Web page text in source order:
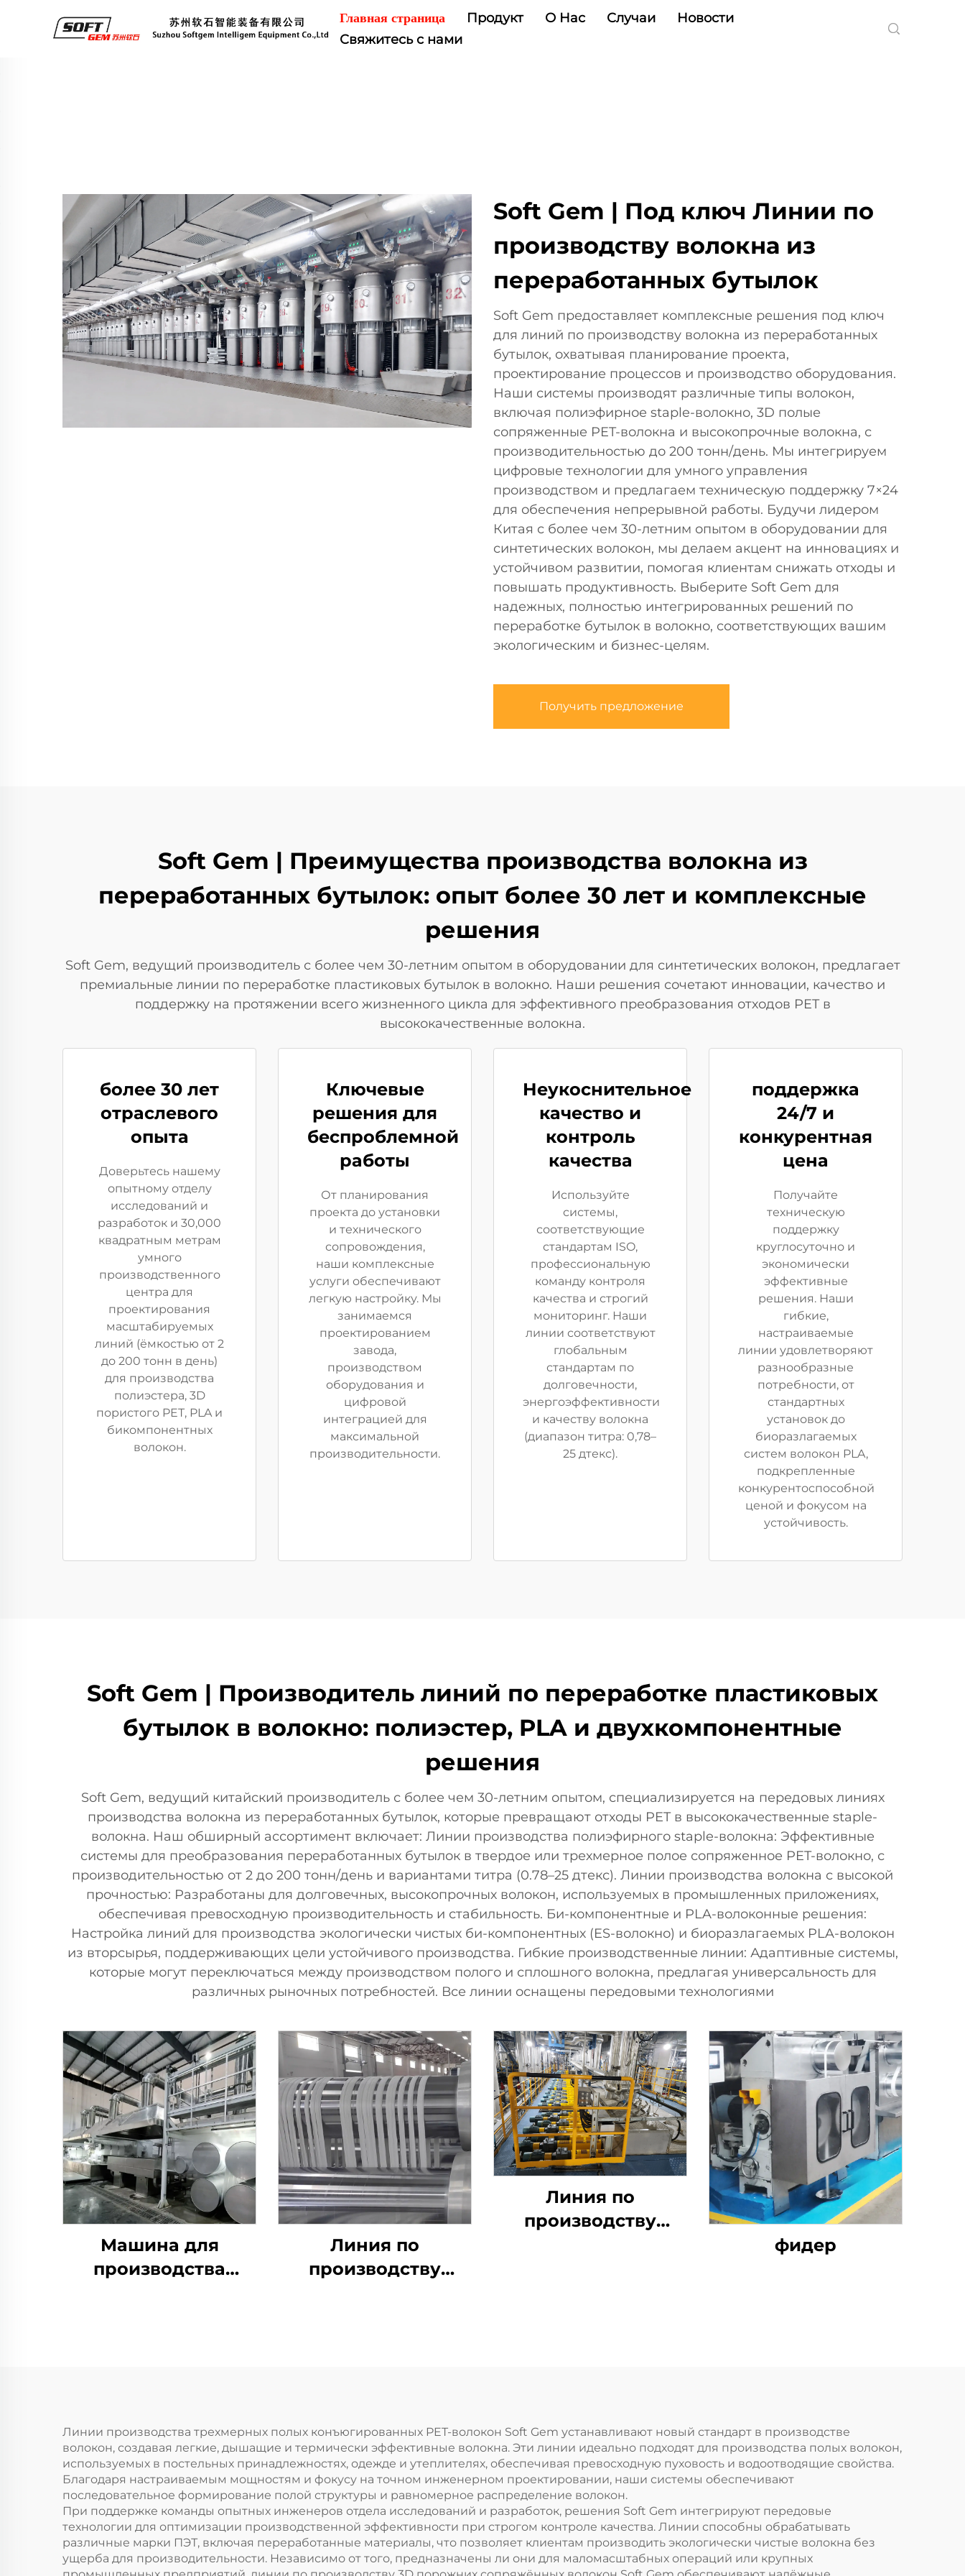
Главная страница Продукт О Нас Случаи
Новости
Свяжитесь с нами
Soft Gem | Под ключ Линии по
производству волокна из
переработанных бутылок
Soft Gem предоставляет комплексные решения под ключ
для линий по производству волокна из переработанных
бутылок, охватывая планирование проекта,
проектирование процессов и производство оборудования.
Наши системы производят различные типы волокон,
включая полиэфирное staple-волокно, 3D полые
сопряженные PET-волокна и высокопрочные волокна, с
производительностью до 200 тонн/день. Мы интегрируем
цифровые технологии для умного управления
производством и предлагаем техническую поддержку 7×24
для обеспечения непрерывной работы. Будучи лидером
Китая с более чем 30-летним опытом в оборудовании для
синтетических волокон, мы делаем акцент на инновациях и
устойчивом развитии, помогая клиентам снижать отходы и
повышать продуктивность. Выберите Soft Gem для
надежных, полностью интегрированных решений по
переработке бутылок в волокно, соответствующих вашим
экологическим и бизнес-целям.
Получить предложение
Soft Gem | Преимущества производства волокна из
переработанных бутылок: опыт более 30 лет и комплексные
решения
Soft Gem, ведущий производитель с более чем 30-летним опытом в оборудовании для синтетических волокон, предлагает
премиальные линии по переработке пластиковых бутылок в волокно. Наши решения сочетают инновации, качество и
поддержку на протяжении всего жизненного цикла для эффективного преобразования отходов PET в
высококачественные волокна.
более 30 лет
отраслевого
опыта
Доверьтесь нашему
опытному отделу
исследований и
разработок и 30,000
квадратным метрам
умного
производственного
центра для
проектирования
масштабируемых
линий (ёмкостью от 2
до 200 тонн в день)
для производства
полиэстера, 3D
пористого PET, PLA и
бикомпонентных
волокон.
Ключевые
решения для
беспроблемной
работы
От планирования
проекта до установки
и технического
сопровождения,
наши комплексные
услуги обеспечивают
легкую настройку. Мы
занимаемся
проектированием
завода,
производством
оборудования и
цифровой
интеграцией для
максимальной
производительности.
Неукоснительное
качество и
контроль
качества
Используйте
системы,
соответствующие
стандартам ISO,
профессиональную
команду контроля
качества и строгий
мониторинг. Наши
линии соответствуют
глобальным
стандартам по
долговечности,
энергоэффективности
и качеству волокна
(диапазон титра: 0,78–
25 дтекс).
поддержка
24/7 и
конкурентная
цена
Получайте
техническую
поддержку
круглосуточно и
экономически
эффективные
решения. Наши
гибкие,
настраиваемые
линии удовлетворяют
разнообразные
потребности, от
стандартных
установок до
биоразлагаемых
систем волокон PLA,
подкрепленные
конкурентоспособной
ценой и фокусом на
устойчивость.
Soft Gem | Производитель линий по переработке пластиковых
бутылок в волокно: полиэстер, PLA и двухкомпонентные
решения
Soft Gem, ведущий китайский производитель с более чем 30-летним опытом, специализируется на передовых линиях
производства волокна из переработанных бутылок, которые превращают отходы PET в высококачественные staple-
волокна. Наш обширный ассортимент включает: Линии производства полиэфирного staple-волокна: Эффективные
системы для преобразования переработанных бутылок в твердое или трехмерное полое сопряженное PET-волокно, с
производительностью от 2 до 200 тонн/день и вариантами титра (0.78–25 дтекс). Линии производства волокна с высокой
прочностью: Разработаны для долговечных, высокопрочных волокон, используемых в промышленных приложениях,
обеспечивая превосходную производительность и стабильность. Би-компонентные и PLA-волоконные решения:
Настройка линий для производства экологически чистых би-компонентных (ES-волокно) и биоразлагаемых PLA-волокон
из вторсырья, поддерживающих цели устойчивого производства. Гибкие производственные линии: Адаптивные системы,
которые могут переключаться между производством полого и сплошного волокна, предлагая универсальность для
различных рыночных потребностей. Все линии оснащены передовыми технологиями
Машина для
производства
Линия по
производству
волокна
Линия по
производству
штапельного
волокна
фидер
Линии производства трехмерных полых конъюгированных PET-волокон Soft Gem устанавливают новый стандарт в производстве
волокон, создавая легкие, дышащие и термически эффективные волокна. Эти линии идеально подходят для производства полых волокон,
используемых в постельных принадлежностях, одежде и утеплителях, обеспечивая превосходную пуховость и водоотводящие свойства.
Благодаря настраиваемым мощностям и фокусу на точном инженерном проектировании, наши системы обеспечивают
последовательное формирование полой структуры и равномерное распределение волокон.
При поддержке команды опытных инженеров отдела исследований и разработок, решения Soft Gem интегрируют передовые
технологии для оптимизации производственной эффективности при строгом контроле качества. Линии способны обрабатывать
различные марки ПЭТ, включая переработанные материалы, что позволяет клиентам производить экологически чистые волокна без
ущерба для производительности. Независимо от того, предназначены ли они для маломасштабных операций или крупных